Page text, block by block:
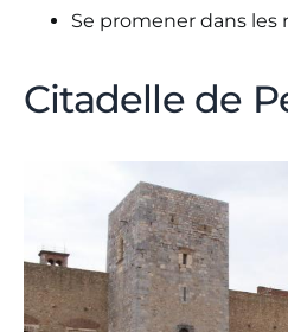
Se promener dans
Citadelle de